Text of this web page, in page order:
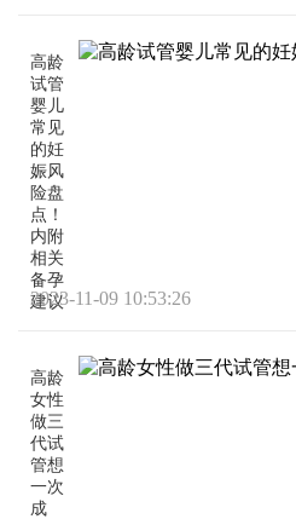
高龄
试管
婴儿
常见
的妊
娠风
险盘
点！
内附
相关
备孕
建议
2023-11-09 10:53:26
高龄
女性
做三
代试
管想
一次
成